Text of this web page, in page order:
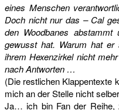
eines Menschen
Doch nicht nur das – Cal
den Woodbanes
gewusst hat. Warum hat
ihrem Hexenzirkel nicht
nach Antworten …
(Die restlichen Klappentexte
mich an der Stelle nicht
Ja… ich bin Fan der Reihe,